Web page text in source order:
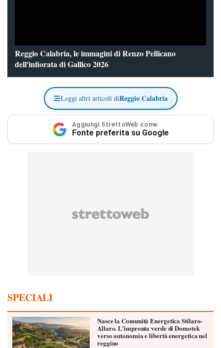
Reggio Calabria, le immagini di Renzo Pellicano
dell'infiorata di Gallico 2026
Leggi altri articoli diReggio Calabria
Aggiungi StrettoWeb come
Fonte preferita su Google
SPECIALI
Nasce la Comunità Energetica Stilaro-
Allaro. L’impronta verde di Domotek
verso autonomia e libertà energetica nel
reggino